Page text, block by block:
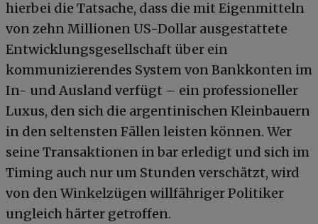
hierbei die Tatsache, dass die mit Eigenmitteln
von zehn Millionen US-Dollar ausgestattete
Entwicklungsgesellschaft über ein
kommunizierendes System von Bankkonten im
In- und Ausland verfügt – ein professioneller
Luxus, den sich die argentinischen Kleinbauern
in den seltensten Fällen leisten können. Wer
seine Transaktionen in bar erledigt und sich im
Timing auch nur um Stunden verschätzt, wird
von den Winkelzügen willfähriger Politiker
ungleich härter getroffen.